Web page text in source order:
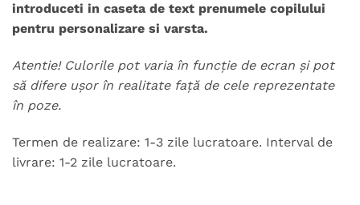
introduceti in caseta de text prenumele copilului
pentru personalizare si varsta.
Atentie! Culorile pot varia în funcție de ecran și pot
să difere ușor în realitate față de cele reprezentate
în poze.
Termen de realizare: 1-3 zile lucratoare. Interval de
livrare: 1-2 zile lucratoare.